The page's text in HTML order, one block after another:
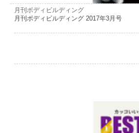
月刊ボディビルディング
月刊ボディビルディング 2017年3月号